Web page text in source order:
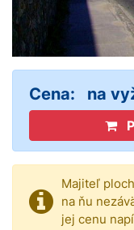
Cena: na
Majiteľ
na ňu
jej cenu